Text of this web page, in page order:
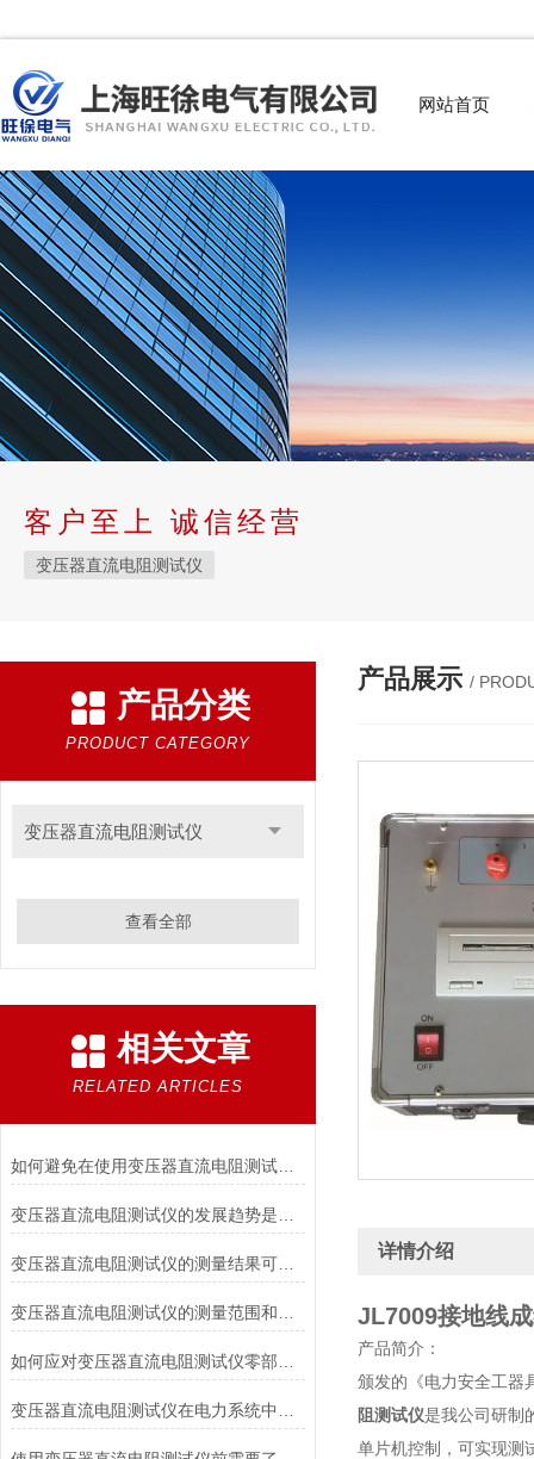
网站首页
客户至上 诚信经营
变压器直流电阻测试仪
产品分类
PRODUCT CATEGORY
变压器直流电阻测试仪
查看全部
相关文章
RELATED ARTICLES
如何避免在使用变压器直流电阻测试仪时对被测变压器造成损伤？
变压器直流电阻测试仪的测量结果可靠性如何？
产品展示 /
详情介绍
JL7009接地线
产品简介：
颁发的《电力安全工器
阻测试仪是我公司研制
单片机控制，可实现测